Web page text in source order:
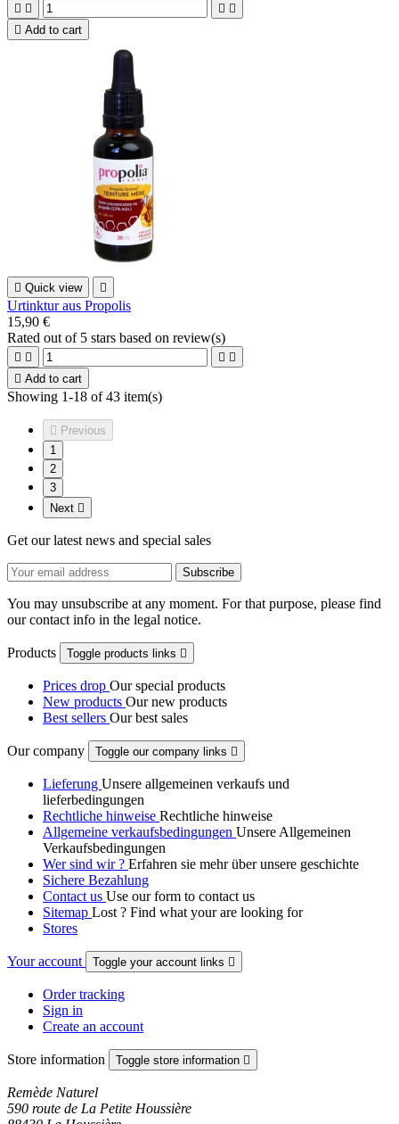
   
 Add to cart
 Quick view 
Urtinktur aus Propolis
15,90 €
Rated out of 5 stars based on review(s)
   
 Add to cart
Showing 1-18 of 43 item(s)
 Previous
1
2
3
Next 
Get our latest news and special sales
You may unsubscribe at any moment. For that purpose, please find
our contact info in the legal notice.
Products Toggle products links 
Prices drop Our special products
New products Our new products
Best sellers Our best sales
Our company Toggle our company links 
Lieferung Unsere allgemeinen verkaufs und
lieferbedingungen
Rechtliche hinweise Rechtliche hinweise
Allgemeine verkaufsbedingungen Unsere Allgemeinen
Verkaufsbedingungen
Wer sind wir ? Erfahren sie mehr über unsere geschichte
Sichere Bezahlung
Contact us Use our form to contact us
Sitemap Lost ? Find what your are looking for
Stores
Your account Toggle your account links 
Order tracking
Sign in
Create an account
Store information Toggle store information 
Remède Naturel
590 route de La Petite Houssière